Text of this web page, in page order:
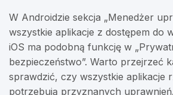
W Androidzie sekcja „Menedżer
wszystkie aplikacje z dostępem do
iOS ma podobną funkcję w
bezpieczeństwo”. Warto przejrzeć
sprawdzić, czy wszystkie aplikacje
potrzebują przyznanych uprawnień.